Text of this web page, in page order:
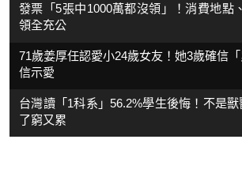
發票「5張中1000萬都沒領」！消費地
領全充公
71歲姜厚任認愛小24歲女友！她3歲確信
信示愛
台灣讀「1科系」56.2%學生後悔！不是
了窮又累